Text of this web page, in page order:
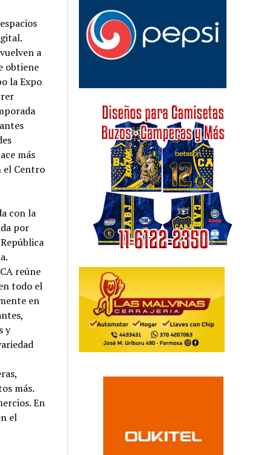
a
obtiene
la Expo
más
el Centro
con la
por
reúne
todo el
en
y
más.
En
el